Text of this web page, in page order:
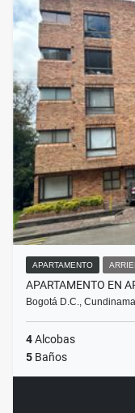
APARTAMENTO
APARTAMENTO EN
Bogotá D.C.,
4Alcobas
5 Baños